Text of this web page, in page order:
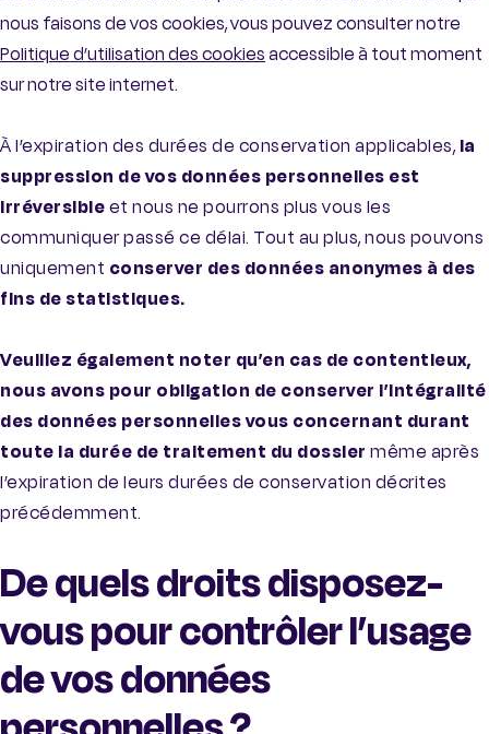
nous faisons de vos cookies, vous pouvez consulter notre
Politique d’utilisation des cookiesaccessible à tout moment
sur notre site internet.
À l’expiration des durées de conservation applicables,la
suppression de vos données personnelles est
irréversibleet nous ne pourrons plus vous les
communiquer passé ce délai. Tout au plus, nous pouvons
uniquement conserver des données anonymes à des
fins de statistiques.
Veuillez également noter qu’en cas de contentieux,
nous avons pour obligation de conserver l’intégralité
des données personnelles vous concernant durant
toute la durée de traitement du dossier même après
l’expiration de leurs durées de conservation décrites
précédemment.
De quels droits disposez-
vous pour contrôler l’usage
de vos données